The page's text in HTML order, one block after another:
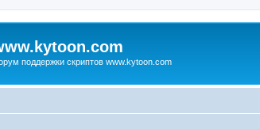
поддержки скриптов www.kytoon.com